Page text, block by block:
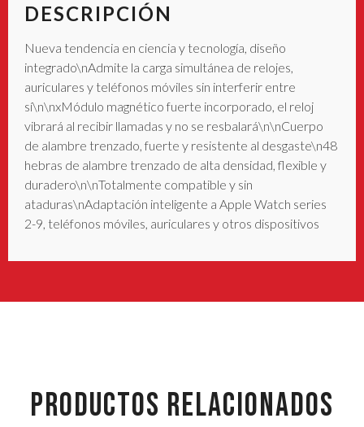
DESCRIPCIÓN
Nueva tendencia en ciencia y tecnología, diseño
integrado\nAdmite la carga simultánea de relojes,
auriculares y teléfonos móviles sin interferir entre
sí\n\nxMódulo magnético fuerte incorporado, el reloj
vibrará al recibir llamadas y no se resbalará\n\nCuerpo
de alambre trenzado, fuerte y resistente al desgaste\n48
hebras de alambre trenzado de alta densidad, flexible y
duradero\n\nTotalmente compatible y sin
ataduras\nAdaptación inteligente a Apple Watch series
2-9, teléfonos móviles, auriculares y otros dispositivos
PRODUCTOS RELACIONADOS